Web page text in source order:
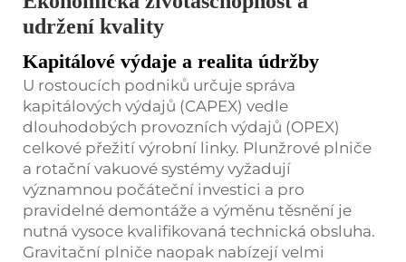
udržení kvality
Kapitálové výdaje a realita údržby
U rostoucích podniků určuje správa
kapitálových výdajů (CAPEX) vedle
dlouhodobých provozních výdajů (OPEX)
celkové přežití výrobní linky. Plunžrové plniče
a rotační vakuové systémy vyžadují
významnou počáteční investici a pro
pravidelné demontáže a výměnu těsnění je
nutná vysoce kvalifikovaná technická obsluha.
Gravitační plniče naopak nabízejí velmi